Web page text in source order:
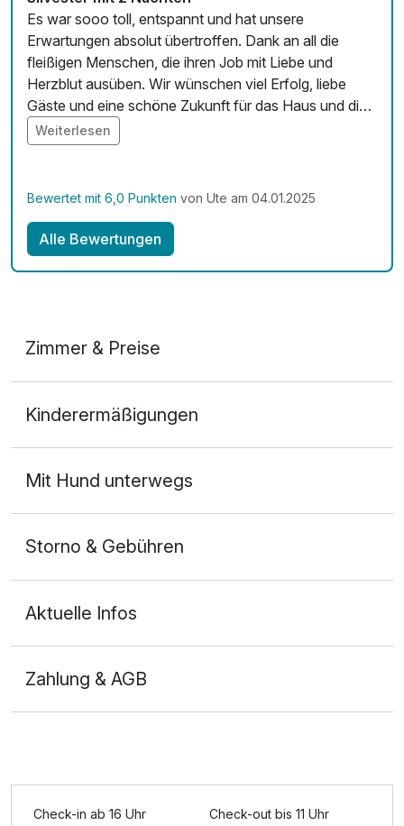
Es war sooo toll, entspannt und hat unsere
Erwartungen absolut übertroffen. Dank an all die
fleißigen Menschen, die ihren Job mit Liebe und
Herzblut ausüben. Wir wünschen viel Erfolg, liebe
Gäste und eine schöne Zukunft für das Haus und die
Menschen... Als Thüringer sagen wir wieder einmal...
Unsere Heimat ist einmalig...
Weiterlesen
Bewertet mit 6,0 Punkten von Ute am 04.01.2025
Alle Bewertungen
Zimmer & Preise
2 Erwachsene
Für 2 Tage p.P. ab106,00 €
Kinderermäßigungen
Mit Hund unterwegs
Storno & Gebühren
Aktuelle Infos
Zahlung & AGB
Check-in ab 16 Uhr Check-out bis 11 Uhr